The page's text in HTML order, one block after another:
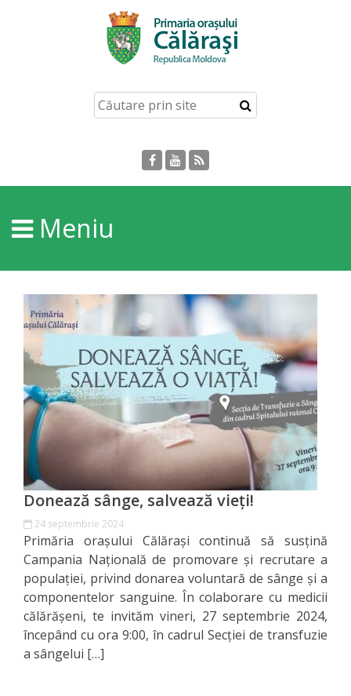
Despre
Orașului
Personalități
Regulamente
Orașe
înfrățite
Strategii
Registrul
de
Stat
al
Actelor
Locale
Primăria
Meniu
Donează sânge, salvează vieți!
24 septembrie 2024
Primăria orașului Călărași continuă să susțină
Campania Națională de promovare și recrutare a
populației, privind donarea voluntară de sânge și a
componentelor sanguine. În colaborare cu medicii
călărășeni, te invităm vineri, 27 septembrie 2024,
începând cu ora 9:00, în cadrul Secției de transfuzie
a sângelui […]